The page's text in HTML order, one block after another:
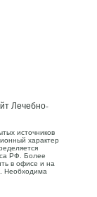
Лечебно-
источников
характер
РФ. Более
в офисе и на
Необходима